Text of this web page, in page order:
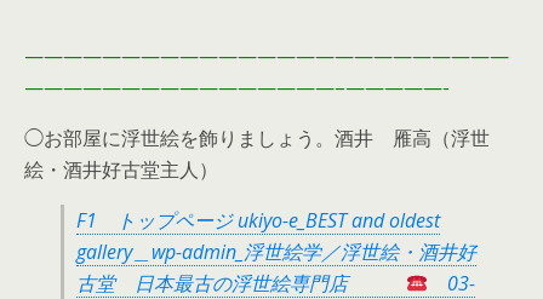
—————————————————————————
————————————————–—————-
◯お部屋に浮世絵を飾りましょう。酒井 雁高（浮世
絵・酒井好古堂主人）
F1 トップページ ukiyo-e_BEST and oldest
gallery＿wp-admin_浮世絵学／浮世絵・酒井好
古堂 日本最古の浮世絵専門店
03-